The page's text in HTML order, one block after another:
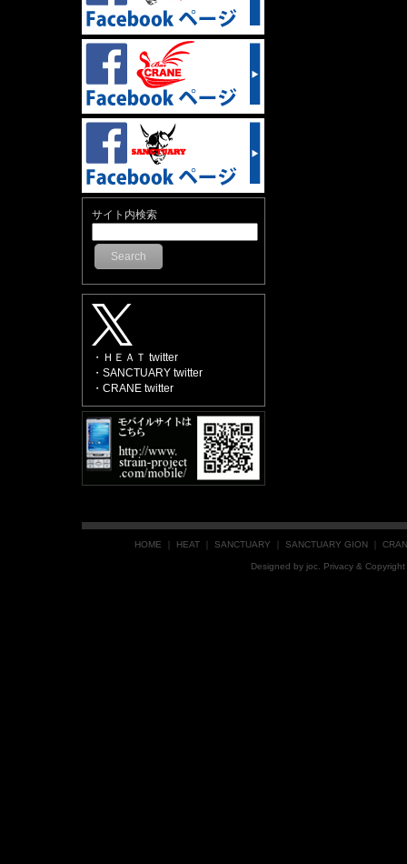
サイト内検索
Search
・ＨＥＡＴ twitter
・SANCTUARY twitter
・CRANE twitter
HOME HEAT SANCTUARY SANCTUARY GION
Designed by joc . Privacy &